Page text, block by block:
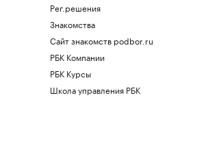
Рег.решения
Знакомства
Сайт знакомств podbor.ru
РБК Компании
РБК Курсы
Школа управления РБК